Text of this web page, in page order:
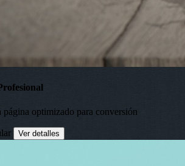
página optimizado para conversión
Ver detalles